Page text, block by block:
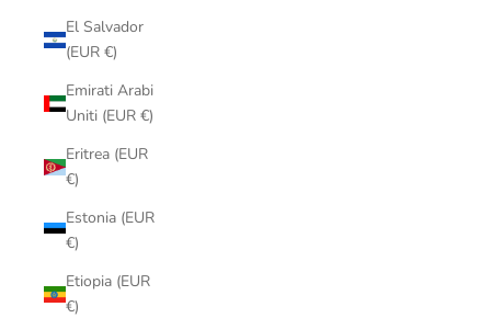
El Salvador
(EUR €)
Emirati Arabi
Uniti (EUR €)
Eritrea (EUR
€)
Estonia (EUR
€)
Etiopia (EUR
€)